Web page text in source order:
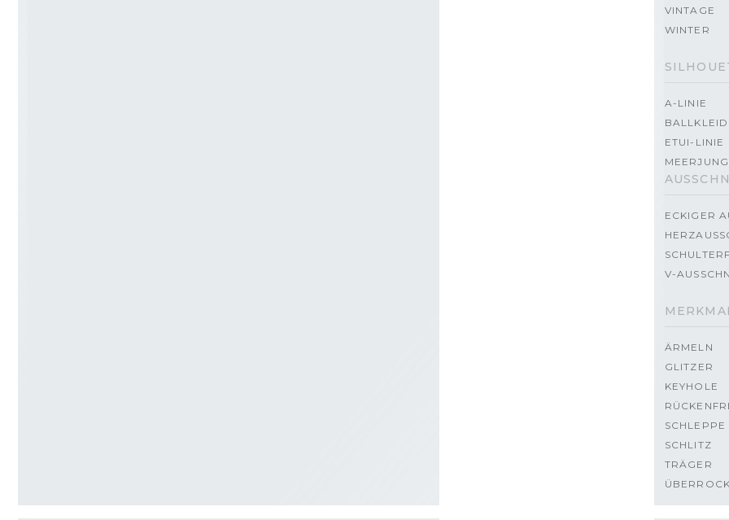
VINTAGE
WINTER
A-LINIE
BALLKLEID
ETUI-LINIE
ECKIGER
V-
ÄRMELN
GLITZER
KEYHOLE
SCHLEPPE
SCHLITZ
TRÄGER
ÜBERROCK